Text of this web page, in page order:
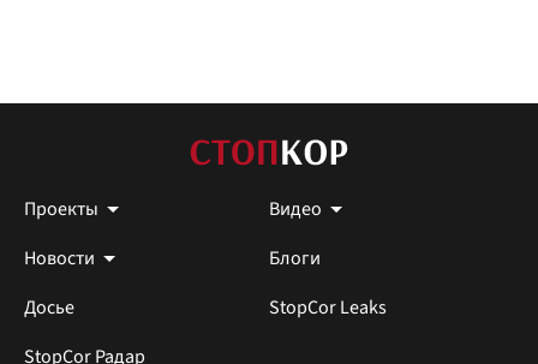
Проекты
Видео
Новости
Блоги
Досье
StopCor Leaks
StopCor Радар